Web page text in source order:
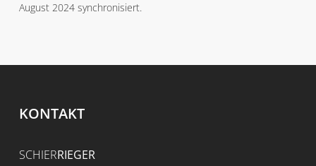
August 2024 synchronisiert.
KONTAKT
SCHIERRIEGER